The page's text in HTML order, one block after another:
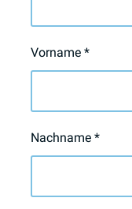
Vorname *
Nachname *